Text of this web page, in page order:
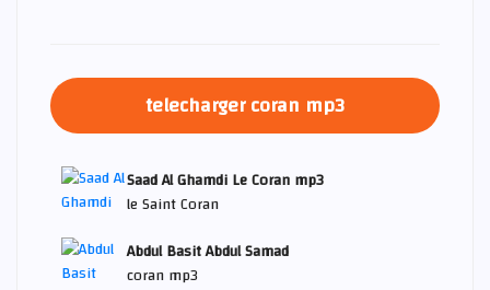
telecharger coran mp3
Saad Al Ghamdi Le Coran mp3
le Saint Coran
Abdul Basit Abdul Samad
coran mp3